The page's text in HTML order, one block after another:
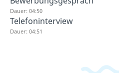
Dauer: 04:50
Telefoninterview
Dauer: 04:51